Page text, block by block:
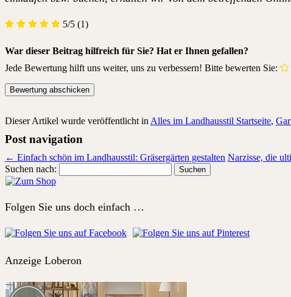
5/5 (1)
War dieser Beitrag hilfreich für Sie? Hat er Ihnen gefallen?
Jede Bewertung hilft uns weiter, uns zu verbessern! Bitte bewerten Sie:
Dieser Artikel wurde veröffentlicht in Alles im Landhausstil Startseite,
Post navigation
← Einfach schön im Landhausstil: Gräsergärten gestalten Narzisse, die
Suchen nach:
Folgen Sie uns doch einfach …
Anzeige Loberon